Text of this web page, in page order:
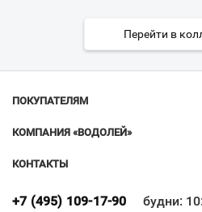
Перейти в
ПОКУПАТЕЛЯМ
КОМПАНИЯ «ВОДОЛЕЙ»
КОНТАКТЫ
+7 (495) 109-17-90 будни: